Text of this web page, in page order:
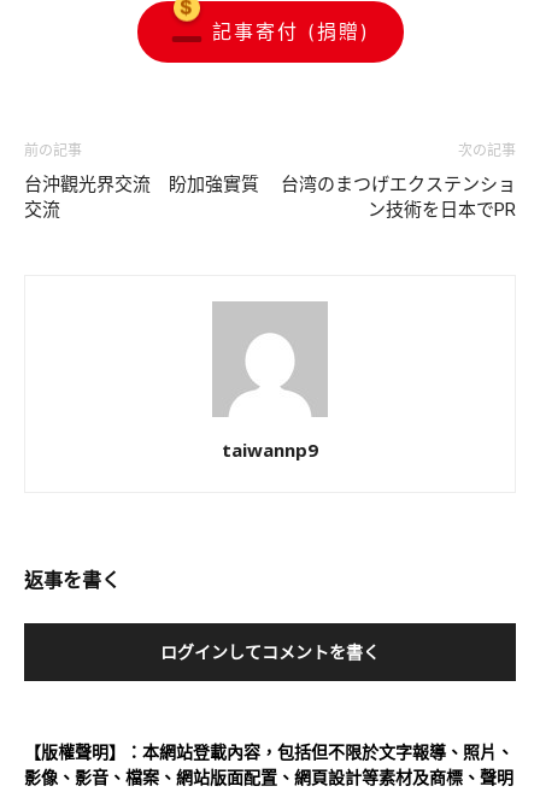
記事寄付 (捐贈)
前の記事
台沖觀光界交流 盼加強實質
交流
次の記事
台湾のまつげエクステンショ
ン技術を日本でPR
taiwannp9
返事を書く
ログインしてコメントを書く
【版權聲明】：本網站登載內容，包括但不限於文字報導、照片、
影像、影音、檔案、網站版面配置、網頁設計等素材及商標、聲明